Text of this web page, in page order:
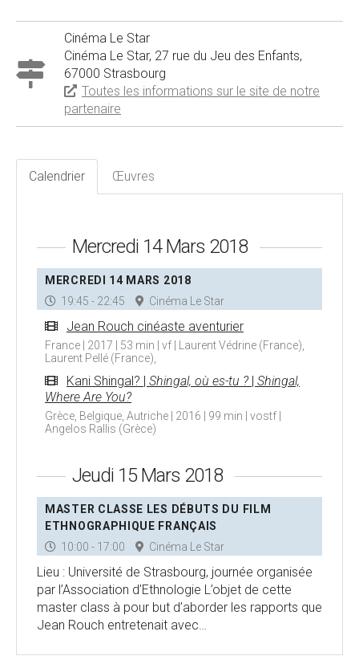
Cinéma Le Star
Cinéma Le Star, 27 rue du Jeu des Enfants,
67000 Strasbourg
Toutes les informations sur le site de notre
partenaire
Calendrier Œuvres
Mercredi 14 Mars 2018
MERCREDI 14 MARS 2018
19:45 - 22:45
Cinéma Le Star
Jean Rouch cinéaste aventurier
France | 2017 | 53 min | vf | Laurent Védrine (France),
Laurent Pellé (France),
Kani Shingal? | Shingal, où es-tu ? | Shingal,
Where Are You?
Grèce, Belgique, Autriche | 2016 | 99 min | vostf |
Angelos Rallis (Grèce)
Jeudi 15 Mars 2018
MASTER CLASSE LES DÉBUTS DU FILM
ETHNOGRAPHIQUE FRANÇAIS
10:00 - 17:00
Cinéma Le Star
Lieu : Université de Strasbourg, journée organisée
par l’Association d’Ethnologie L’objet de cette
master class à pour but d’aborder les rapports que
Jean Rouch entretenait avec…